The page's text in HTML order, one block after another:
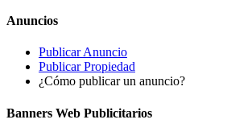
Anuncios
Publicar Anuncio
Publicar Propiedad
¿Cómo publicar un anuncio?
Banners Web Publicitarios